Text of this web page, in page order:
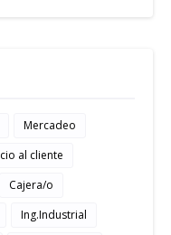
Mercadeo
al cliente
Cajera/o
Ing.Industrial